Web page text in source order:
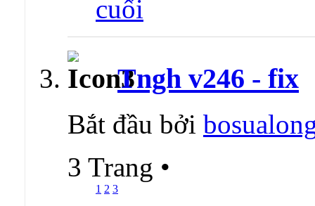
Tngh v246 - fix
Bắt đầu bởi
3 Trang •
1 2 3